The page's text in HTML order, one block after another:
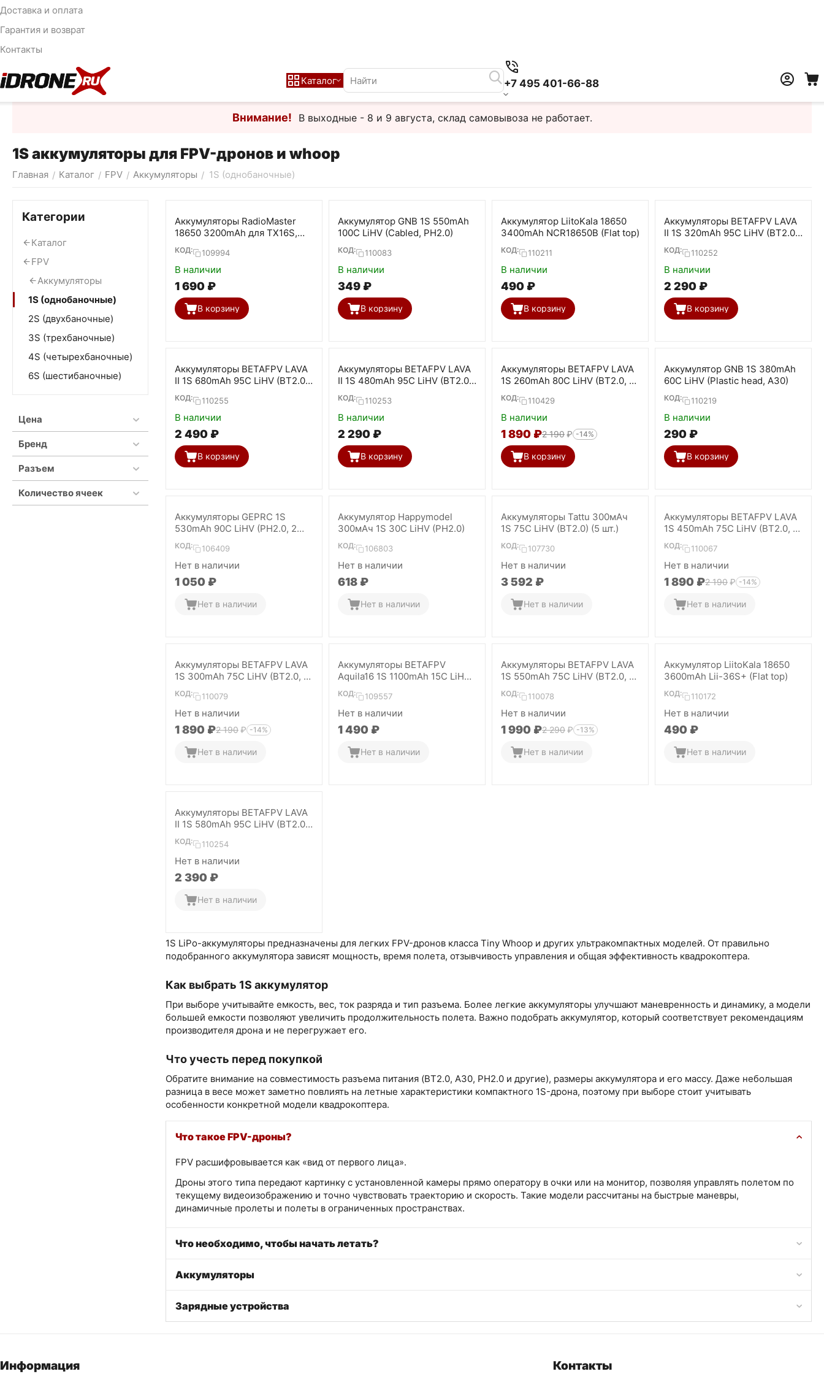
Доставка и оплата
Гарантия и возврат
Контакты
Каталог +7 495 401-66-88
Внимание! В выходные - 8 и 9 августа, склад самовывоза не работает.
1S аккумуляторы для FPV-дронов и whoop
Главная / Каталог / FPV / Аккумуляторы / 1S (однобаночные)
Категории
Каталог
FPV
Аккумуляторы
1S (однобаночные)
2S (двухбаночные)
3S (трехбаночные)
4S (четырехбаночные)
6S (шестибаночные)
Цена
Бренд
Разъем
Количество ячеек
1S LiPo-аккумуляторы предназначены для легких FPV-дронов класса Tiny Whoop и других ультракомпактных моделей. От правильно
подобранного аккумулятора зависят мощность, время полета, отзывчивость управления и общая эффективность квадрокоптера.
Как выбрать 1S аккумулятор
При выборе учитывайте емкость, вес, ток разряда и тип разъема. Более легкие аккумуляторы улучшают маневренность и динамику, а модели
большей емкости позволяют увеличить продолжительность полета. Важно подобрать аккумулятор, который соответствует рекомендациям
производителя дрона и не перегружает его.
Что учесть перед покупкой
Обратите внимание на совместимость разъема питания (BT2.0, A30, PH2.0 и другие), размеры аккумулятора и его массу. Даже небольшая
разница в весе может заметно повлиять на летные характеристики компактного 1S-дрона, поэтому при выборе стоит учитывать
особенности конкретной модели квадрокоптера.
Что такое FPV-дроны?
FPV расшифровывается как «вид от первого лица».
Дроны этого типа передают картинку с установленной камеры прямо оператору в очки или на монитор, позволяя управлять полетом по
текущему видеоизображению и точно чувствовать траекторию и скорость. Такие модели рассчитаны на быстрые маневры,
динамичные пролеты и полеты в ограниченных пространствах.
Что необходимо, чтобы начать летать?
Аккумуляторы
Зарядные устройства
Аккумуляторы RadioMaster
18650 3200mAh для TX16S,
TX12, Boxer, Pocket и MT12 (2
шт.)
КОД: 109994
В наличии
1 690 ₽
В корзину
Аккумулятор GNB 1S 550mAh
100C LiHV (Cabled, PH2.0)
КОД: 110083
В наличии
‍349‍ ₽
В корзину
Аккумулятор LiitoKala 18650
3400mAh NCR18650B (Flat top)
КОД: 110211
В наличии
‍490‍ ₽
В корзину
Аккумуляторы BETAFPV LAVA
II 1S 320mAh 95C LiHV (BT2.0,
5 шт)
КОД: 110252
В наличии
2 290 ₽
В корзину
Аккумуляторы BETAFPV LAVA
II 1S 680mAh 95C LiHV (BT2.0,
4 шт)
КОД: 110255
В наличии
2 490 ₽
В корзину
Аккумуляторы BETAFPV LAVA
II 1S 480mAh 95C LiHV (BT2.0,
4 шт)
КОД: 110253
В наличии
2 290 ₽
В корзину
Аккумуляторы BETAFPV LAVA
1S 260mAh 80C LiHV (BT2.0, 5
шт)
КОД: 110429
В наличии
1 890 ₽2 190₽ -14%
В корзину
Аккумулятор GNB 1S 380mAh
60C LiHV (Plastic head, A30)
КОД: 110219
В наличии
‍290‍ ₽
В корзину
Аккумуляторы GEPRC 1S
530mAh 90C LiHV (PH2.0, 2
шт.)
КОД: 106409
Нет в наличии
1 050 ₽
Нет в наличии
Аккумулятор Happymodel
300мАч 1S 30C LiHV (PH2.0)
КОД: 106803
Нет в наличии
‍618‍ ₽
Нет в наличии
Аккумуляторы Tattu 300мАч
1S 75C LiHV (BT2.0) (5 шт.)
КОД: 107730
Нет в наличии
3 592 ₽
Нет в наличии
Аккумуляторы BETAFPV LAVA
1S 450mAh 75C LiHV (BT2.0, 4
шт)
КОД: 110067
Нет в наличии
1 890 ₽2 190₽ -14%
Нет в наличии
Аккумуляторы BETAFPV LAVA
1S 300mAh 75C LiHV (BT2.0, 5
шт)
КОД: 110079
Нет в наличии
1 890 ₽2 190₽ -14%
Нет в наличии
Аккумуляторы BETAFPV
Aquila16 1S 1100mAh 15C LiHV
(BT2.0, 2 шт)
КОД: 109557
Нет в наличии
1 490 ₽
Нет в наличии
Аккумуляторы BETAFPV LAVA
1S 550mAh 75C LiHV (BT2.0, 4
шт)
КОД: 110078
Нет в наличии
1 990 ₽2 290₽ -13%
Нет в наличии
Аккумулятор LiitoKala 18650
3600mAh Lii-36S+ (Flat top)
КОД: 110172
Нет в наличии
‍490‍ ₽
Нет в наличии
Аккумуляторы BETAFPV LAVA
II 1S 580mAh 95C LiHV (BT2.0,
4 шт)
КОД: 110254
Нет в наличии
2 390 ₽
Нет в наличии
Информация Контакты